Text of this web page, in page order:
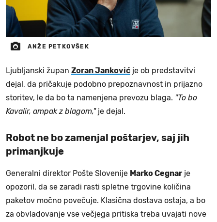
ANŽE PETKOVŠEK
Ljubljanski župan Zoran Janković je ob predstavitvi
dejal, da pričakuje podobno prepoznavnost in prijazno
storitev, le da bo ta namenjena prevozu blaga. "To bo
Kavalir, ampak z blagom,"je dejal.
Robot ne bo zamenjal poštarjev, saj jih
primanjkuje
Generalni direktor Pošte Slovenije Marko Cegnar je
opozoril, da se zaradi rasti spletne trgovine količina
paketov močno povečuje. Klasična dostava ostaja, a bo
za obvladovanje vse večjega pritiska treba uvajati nove